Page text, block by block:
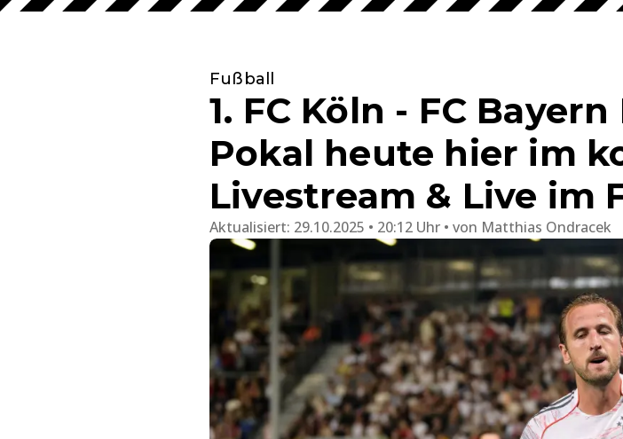
Fußball
1. FC Köln - FC
Pokal heute hier im
Livestream & Live im
Aktualisiert: 29.10.2025 • 20:12 Uhr von Matthias Ondracek